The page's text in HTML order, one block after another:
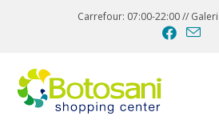
Carrefour: 07:00-22:00 //